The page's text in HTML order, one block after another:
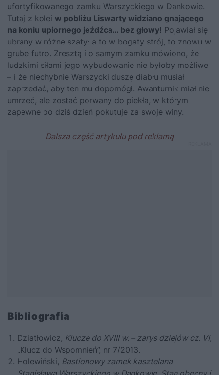
ufortyfikowanego zamku Warszyckiego w Dankowie.
Tutaj z kolei w pobliżu Liswarty widziano gnającego
na koniu upiornego jeźdźca… bez głowy! Pojawiał się
ubrany w różne szaty: a to w bogaty strój, to znowu w
grube futro. Zresztą i o samym zamku mówiono, że
ludzkimi siłami jego wybudowanie nie byłoby możliwe
– i że niechybnie Warszycki duszę diabłu musiał
zaprzedać, aby ten mu dopomógł. Awanturnik miał nie
umrzeć, ale zostać porwany do piekła, w którym
zapewne po dziś dzień pokutuje za swoje winy.
Bibliografia
Dziatłowicz, Klucze do XVIII w. – zarys dziejów cz. VI,
„Klucz do Wspomnień”, nr 7/2013.
Holewiński, Bastionowy zamek kasztelana
Stanisława Warszyckiego w Dankowie. Stan obecny i